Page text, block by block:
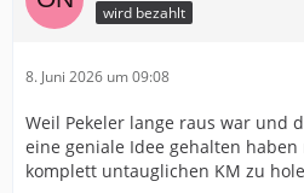
wird bezahlt
8. Juni 2026 um 09:08
Weil Pekeler lange raus war und
eine geniale Idee gehalten
komplett untauglichen KM zu